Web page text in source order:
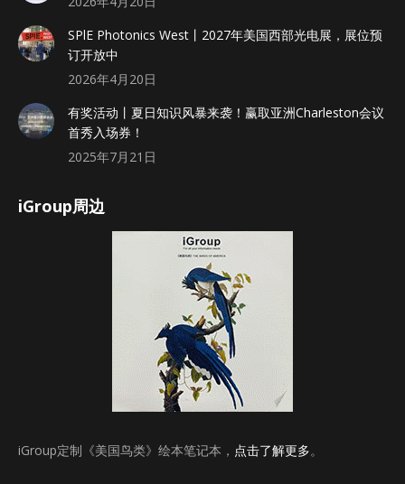
SPlE Photonics West丨2027年美国西部光电展，展位预
订开放中
2026年4月20日
有奖活动丨夏日知识风暴来袭！赢取亚洲Charleston会议
首秀入场券！
2025年7月21日
iGroup周边
iGroup定制《美国鸟类》绘本笔记本， 点击了解更多。